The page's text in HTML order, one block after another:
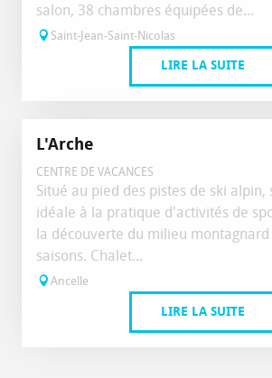
salon, 38 chambres équipées de...
Saint-Jean-Saint-Nicolas
LIRE LA SUITE
L'Arche
CENTRE DE VACANCES
Situé au pied des pistes de ski alpin,
idéale à la pratique d'activités de
la découverte du milieu
saisons. Chalet...
Ancelle
LIRE LA SUITE